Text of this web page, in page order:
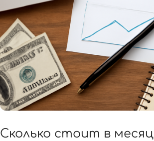
Сколько стоит в месяц